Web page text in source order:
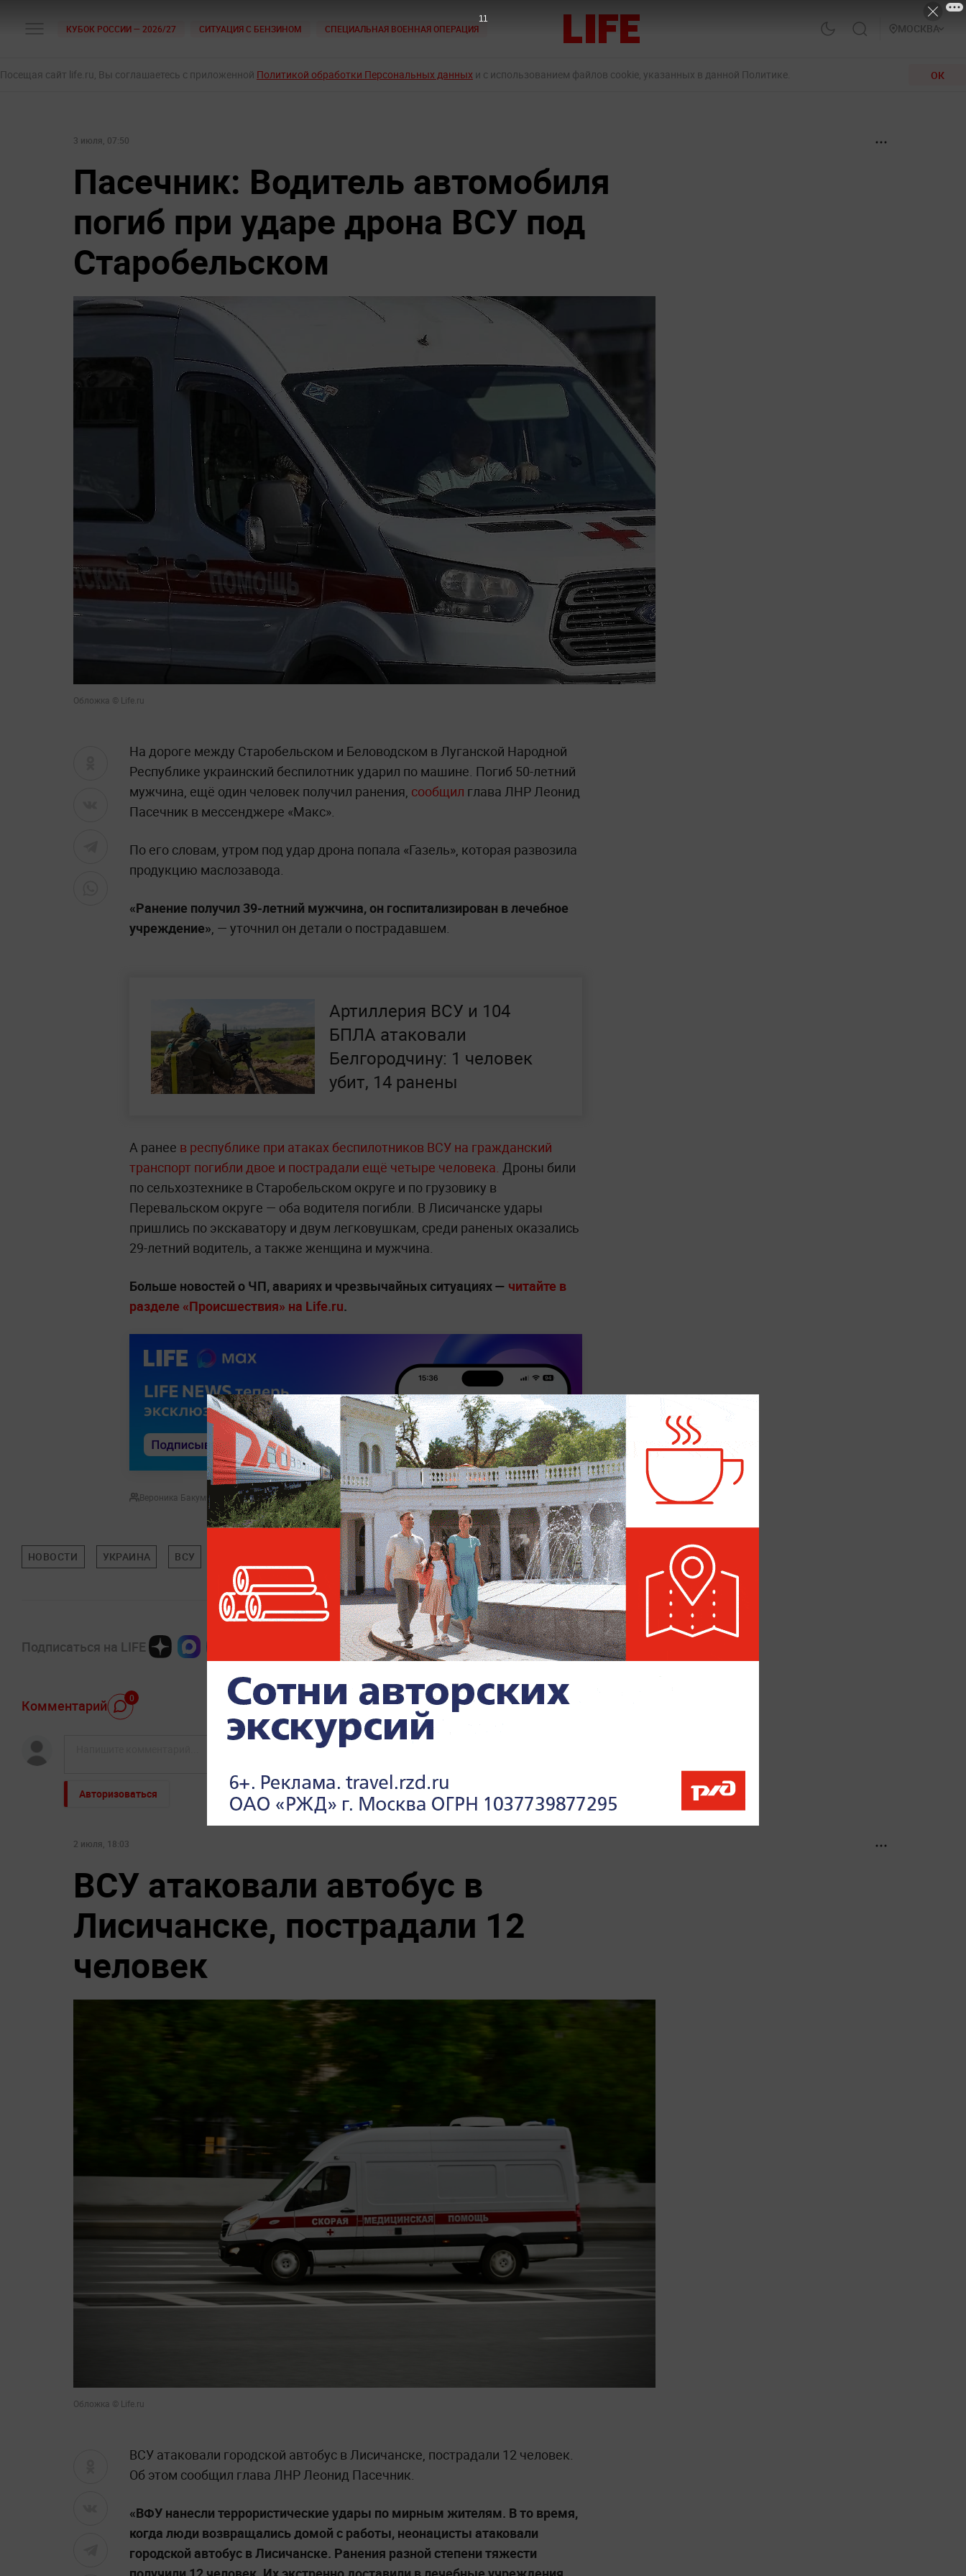
КУБОК РОССИИ — 2026/27 СИТУАЦИЯ С БЕНЗИНОМ СПЕЦИАЛЬНАЯ ВОЕННАЯ ОПЕРАЦИЯ МОСКВА
Посещая сайт life.ru, Вы соглашаетесь с приложенной Политикой обработки Персональных данных и с использованием файлов cookie, указанных в данной Политике. ОК
3 июля, 07:50
Пасечник: Водитель автомобиля
погиб при ударе дрона ВСУ под
Старобельском
Обложка © Life.ru
На дороге между Старобельском и Беловодском в Луганской Народной
Республике украинский беспилотник ударил по машине. Погиб 50-летний
мужчина, ещё один человек получил ранения, сообщил глава ЛНР Леонид
Пасечник в мессенджере «Макс».
По его словам, утром под удар дрона попала «Газель», которая развозила
продукцию маслозавода.
«Ранение получил 39-летний мужчина, он госпитализирован в лечебное
учреждение», — уточнил он детали о пострадавшем.
Артиллерия ВСУ и 104
БПЛА атаковали
Белгородчину: 1 человек
убит, 14 ранены
А ранее в республике при атаках беспилотников ВСУ на гражданский
транспорт погибли двое и пострадали ещё четыре человека. Дроны били
по сельхозтехнике в Старобельском округе и по грузовику в
Перевальском округе — оба водителя погибли. В Лисичанске удары
пришлись по экскаватору и двум легковушкам, среди раненых оказались
29-летний водитель, а также женщина и мужчина.
Больше новостей о ЧП, авариях и чрезвычайных ситуациях — читайте в
разделе «Происшествия» на Life.ru.
Вероника Бакумченко
НОВОСТИ УКРАИНА ВСУ ЛЕОНИД ПАСЕЧНИК ЧП ПРОИСШЕСТВИЯ ЛНР
Подписаться на LIFE
Комментарий 0
Авторизоваться
2 июля, 18:03
ВСУ атаковали автобус в
Лисичанске, пострадали 12
человек
Обложка © Life.ru
ВСУ атаковали городской автобус в Лисичанске, пострадали 12 человек.
Об этом сообщил глава ЛНР Леонид Пасечник.
«ВФУ нанесли террористические удары по мирным жителям. В то время,
когда люди возвращались домой с работы, неонацисты атаковали
городской автобус в Лисичанске. Ранения разной степени тяжести
9